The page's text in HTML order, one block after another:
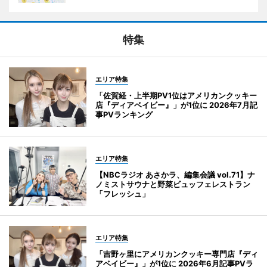
特集
エリア特集
「佐賀経・上半期PV1位はアメリカンクッキー
店『ディアベイビー』」が1位に 2026年7月記
事PVランキング
エリア特集
【NBCラジオ あさかラ、編集会議 vol.71】ナ
ノミストサウナと野菜ビュッフェレストラン
「フレッシュ」
エリア特集
「吉野ヶ里にアメリカンクッキー専門店『ディ
アベイビー』」が1位に 2026年6月記事PVラ